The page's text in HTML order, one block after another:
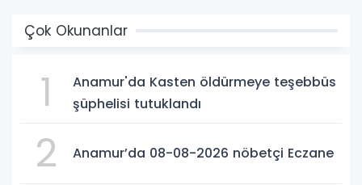
Çok Okunanlar
1
Anamur'da Kasten öldürmeye teşebbüs
şüphelisi tutuklandı
2 Anamur’da 08-08-2026 nöbetçi Eczane